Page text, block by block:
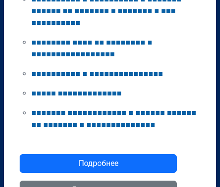
■■■■■■ ■■ ■■■■■■■ ■ ■■■■■■■ ■ ■■■
■■■■■■■■■■
■■■■■■■■ ■■■■ ■■ ■■■■■■■■ ■
■■■■■■■■■■■■■■■■■
■■■■■■■■■■ ■ ■■■■■■■■■■■■■■■
■■■■■ ■■■■■■■■■■■■■
■■■■■■■ ■■■■■■■■■■■■ ■ ■■■■■■ ■■■■■■
■■ ■■■■■■■ ■ ■■■■■■■■■■■■■■
Подробнее